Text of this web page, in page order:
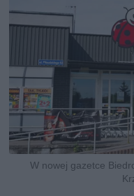
W nowej gazetce